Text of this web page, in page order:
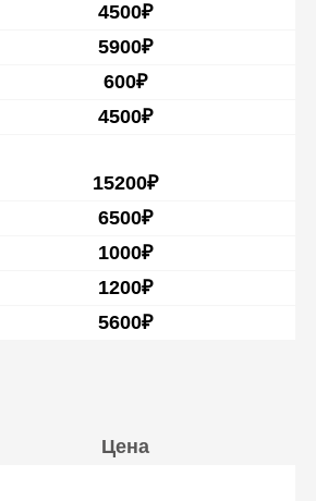
4500₽
5900₽
600₽
4500₽
15200₽
6500₽
1000₽
1200₽
5600₽
Цена